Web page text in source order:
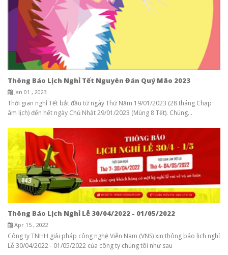
Thông Báo Lịch Nghỉ Tết Nguyên Đán Quý Mão 2023
Jan 01 , 2023
Thời gian nghỉ Tết bắt đầu từ ngày Thứ Năm 19/01/2023 (28 tháng Chạp
âm lịch) đến hết ngày Chủ Nhật 29/01/2023 (Mùng 8 Tết). Chúng...
Thông Báo Lịch Nghỉ Lễ 30/04/2022 - 01/05/2022
Apr 15 , 2022
Công ty TNHH giải pháp công nghệ Viễn Nam (VNS) xin thông báo lịch nghỉ
Lễ 30/04/2022 - 01/05/2022 của công ty chúng tôi như sau